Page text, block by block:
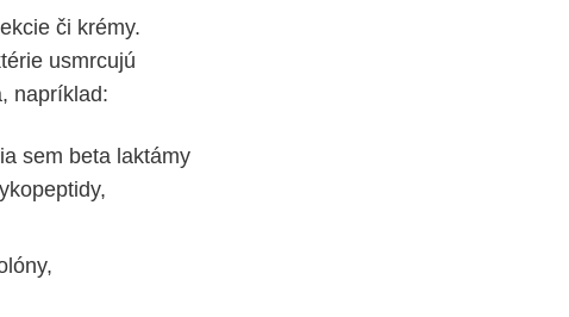
či krémy.
usmrcujú
napríklad:
sem beta laktámy